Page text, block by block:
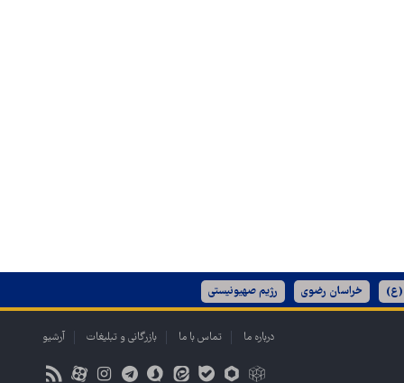
(ع) خراسان رضوی رژیم صهیونیستی
درباره ما تماس با ما بازرگانی و تبلیغات آرشیو